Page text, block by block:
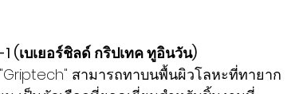
(เบเยอร์ชิลด์ กริปเทค ทูอินวัน)
สามารถทาบนพื้นผิวโลหะที่ทายาก